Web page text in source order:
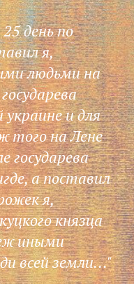
день по
я,
людьми на
украине и для
того на Лене
государева
а поставил
я,
князца
иными
всей земли..."